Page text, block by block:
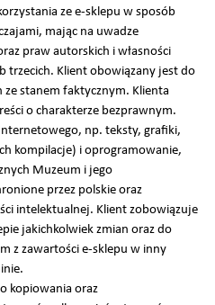
ze e-sklepu w sposób
mając na uwadze
praw autorskich i własności
trzecich. Klient obowiązany jest do
stanem faktycznym. Klienta
o charakterze bezprawnym.
np. teksty, grafiki,
kompilacje) i oprogramowanie,
Muzeum i jego
przez polskie oraz
intelektualnej. Klient zobowiązuje
jakichkolwiek zmian oraz do
z zawartości e-sklepu w inny
kopiowania oraz